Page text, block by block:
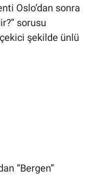
Oslo’dan sonra
sorusu
şekilde ünlü
“Bergen”